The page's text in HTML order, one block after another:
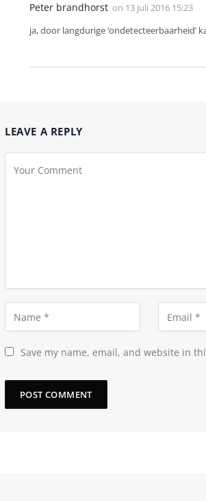
Peter brandhorst on 13 juli 2016 15:23
ja, door langdurige ‘ondetecteerbaarheid’
LEAVE A REPLY
Save my name, email, and website in